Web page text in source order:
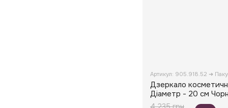
Артикул: 905.918.52 ➜
Дзеркало
Діаметр - 20 см